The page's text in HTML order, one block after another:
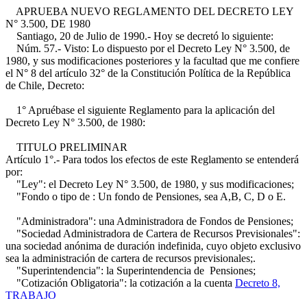
APRUEBA NUEVO REGLAMENTO DEL DECRETO LEY
N° 3.500, DE 1980
Santiago, 20 de Julio de 1990.- Hoy se decretó lo siguiente:
Núm. 57.- Visto: Lo dispuesto por el Decreto Ley N° 3.500, de
1980, y sus modificaciones posteriores y la facultad que me confiere
el N° 8 del artículo 32° de la Constitución Política de la República
de Chile, Decreto:
1° Apruébase el siguiente Reglamento para la aplicación del
Decreto Ley N° 3.500, de 1980:
TITULO PRELIMINAR
Artículo 1°.- Para todos los efectos de este Reglamento se entenderá
por:
"Ley": el Decreto Ley N° 3.500, de 1980, y sus modificaciones;
"Fondo o tipo de : Un fondo de Pensiones, sea A,B, C, D o E.
"Administradora": una Administradora de Fondos de Pensiones;
"Sociedad Administradora de Cartera de Recursos Previsionales":
una sociedad anónima de duración indefinida, cuyo objeto exclusivo
sea la administración de cartera de recursos previsionales;.
"Superintendencia": la Superintendencia de Pensiones;
"Cotización Obligatoria": la cotización a la cuenta Decreto 8,
TRABAJO